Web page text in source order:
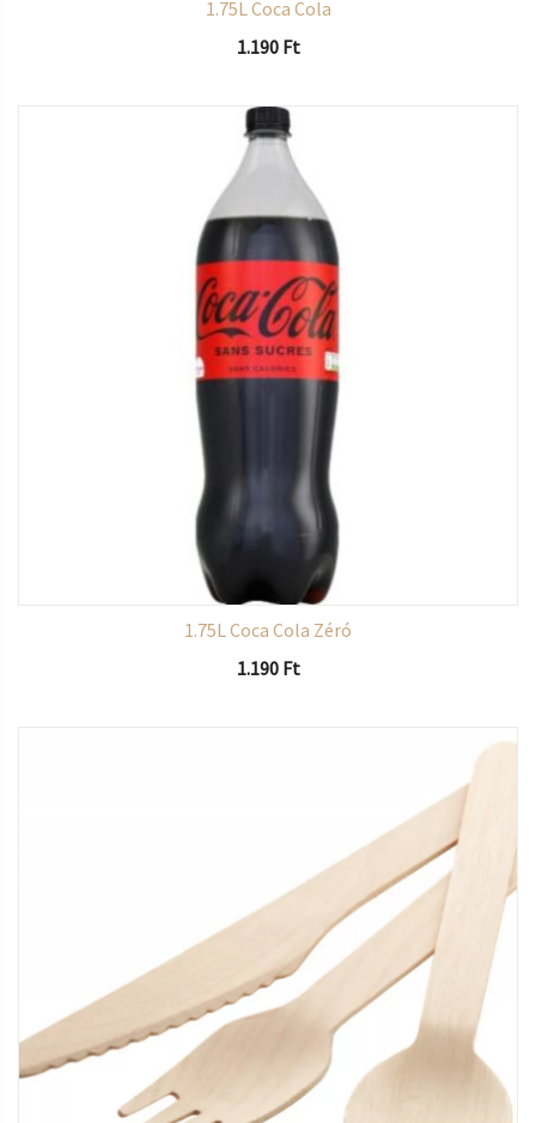
1.75L Coca Cola
1.190 Ft
1.75L Coca Cola Zéró
1.190 Ft